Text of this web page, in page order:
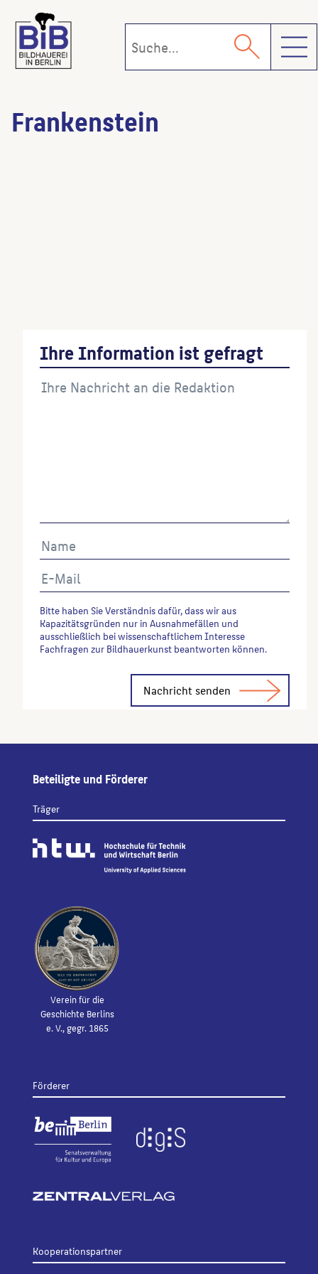
Frankenstein
Ihre Information ist gefragt
Bitte haben Sie Verständnis dafür, dass wir aus
Kapazitätsgründen nur in Ausnahmefällen und
ausschließlich bei wissenschaftlichem Interesse
Fachfragen zur Bildhauerkunst beantworten können.
Beteiligte und Förderer
Träger
Verein für die
Geschichte Berlins
e. V., gegr. 1865
Förderer
Kooperationspartner